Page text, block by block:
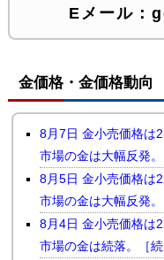
Eメール：
金価格・金価格動向
8月7日 金小売価格は
市場の金は大幅反発。
8月5日 金小売価格は
市場の金は大幅反発。
8月4日 金小売価格は
市場の金は続落。［続